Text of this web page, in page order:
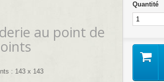
au point de
: 143 x 143
Quantité